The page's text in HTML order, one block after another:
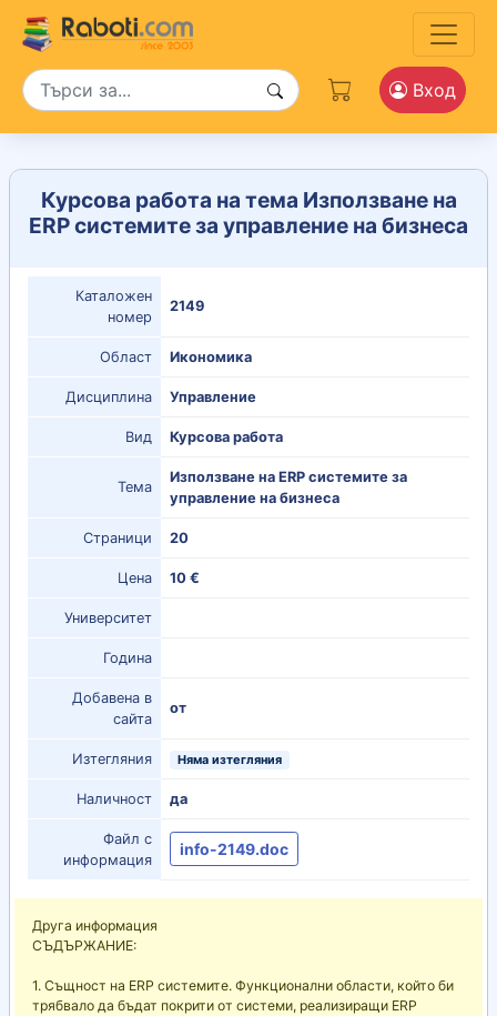
Вход
Курсова работа на тема Използване на
ERP системите за управление на бизнеса
Каталожен
номер
2149
Област Икономика
Дисциплина Управление
Вид Курсова работа
Тема
Използване на ERP системите за
управление на бизнеса
Страници 20
Цена 10 €
Университет
Година
Добавена в
сайта
от
Изтегляния Няма изтегляния
Наличност да
Файл с
информация
info-2149.doc
Друга информация
СЪДЪРЖАНИЕ:
1. Същност на ERP системите. Функционални области, който би
трябвало да бъдат покрити от системи, реализиращи ERP